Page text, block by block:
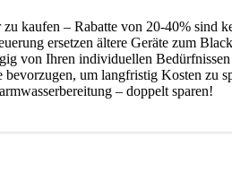
kaufen – Rabatte von 20-40% sind
ersetzen ältere Geräte zum
von Ihren individuellen
um langfristig Kosten zu
– doppelt sparen!